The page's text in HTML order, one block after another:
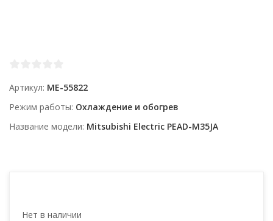
Артикул ME-55822
Режим работы Охлаждение и обогрев
Название модели Mitsubishi Electric PEAD-M35JA
Нет в наличии